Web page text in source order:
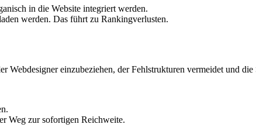
in die Website integriert werden.
werden. Das führt zu Rankingverlusten.
Webdesigner einzubeziehen, der Fehlstrukturen vermeidet und
Weg zur sofortigen Reichweite.